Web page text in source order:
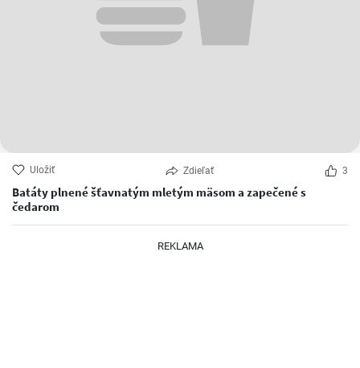
Uložiť Zdieľať 3
Batáty plnené šťavnatým mletým mäsom a zapečené s
čedarom
REKLAMA